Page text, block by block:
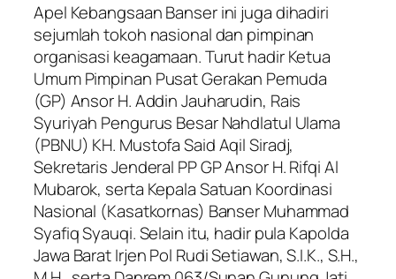
Apel Kebangsaan Banser ini juga dihadiri
sejumlah tokoh nasional dan pimpinan
organisasi keagamaan. Turut hadir Ketua
Umum Pimpinan Pusat Gerakan Pemuda
(GP) Ansor H. Addin Jauharudin, Rais
Syuriyah Pengurus Besar Nahdlatul Ulama
(PBNU) KH. Mustofa Said Aqil Siradj,
Sekretaris Jenderal PP GP Ansor H. Rifqi Al
Mubarok, serta Kepala Satuan Koordinasi
Nasional (Kasatkornas) Banser Muhammad
Syafiq Syauqi. Selain itu, hadir pula Kapolda
Jawa Barat Irjen Pol Rudi Setiawan, S.I.K., S.H.,